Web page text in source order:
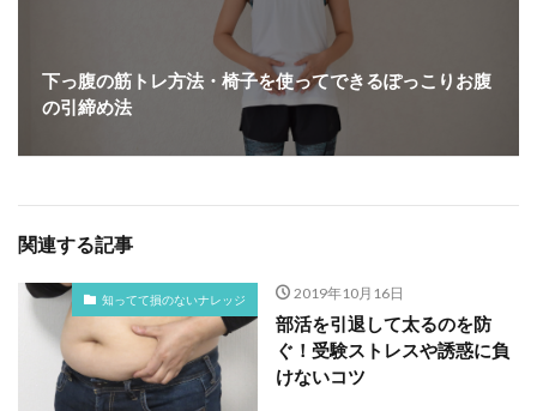
下っ腹の筋トレ方法・椅子を使ってできるぽっこりお腹
の引締め法
関連する記事
知ってて損のないナレッジ 2019年10月16日
部活を引退して太るのを防
ぐ！受験ストレスや誘惑に負
けないコツ